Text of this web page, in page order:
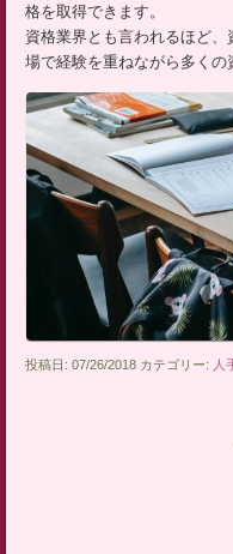
格を取得できます。
資格業界とも言われるほど
場で経験を重ねながら多くの
投稿日: 07/26/2018 カテゴリー: 人